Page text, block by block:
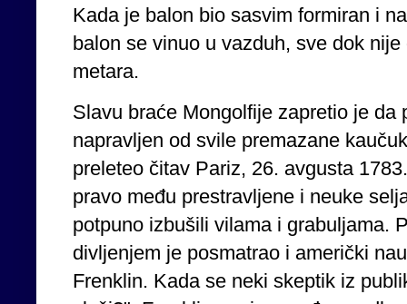
Kada je balon bio sasvim formiran i
balon se vinuo u vazduh, sve dok
metara.
Slavu braće Mongolfije zapretio je
napravljen od svile premazane
preleteo čitav Pariz, 26. avgusta
pravo među prestravljene i neuke
potpuno izbušili vilama i grabuljama.
divljenjem je posmatrao i američki
Frenklin. Kada se neki skeptik iz